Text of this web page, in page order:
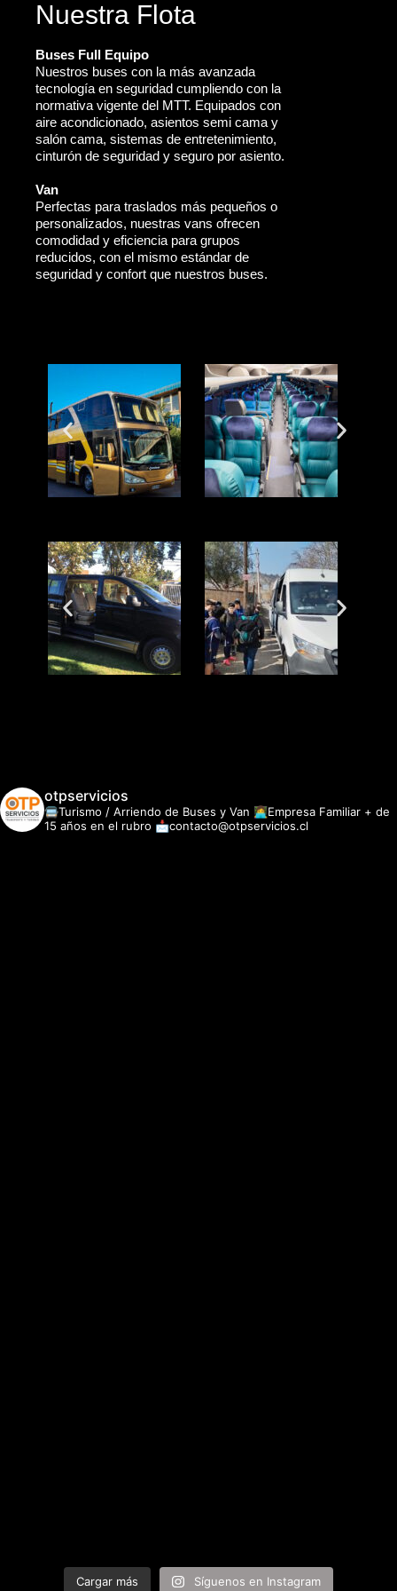
Nuestra Flota
Buses Full Equipo
Nuestros buses con la más avanzada
tecnología en seguridad cumpliendo con la
normativa vigente del MTT. Equipados con
aire acondicionado, asientos semi cama y
salón cama, sistemas de entretenimiento,
cinturón de seguridad y seguro por asiento.
Van
Perfectas para traslados más pequeños o
personalizados, nuestras vans ofrecen
comodidad y eficiencia para grupos
reducidos, con el mismo estándar de
seguridad y confort que nuestros buses.
otpservicios
🚍Turismo / Arriendo de Buses y Van 👩‍💻Empresa Familiar + de
15 años en el rubro 📩contacto@otpservicios.cl
Cargar más Síguenos en Instagram